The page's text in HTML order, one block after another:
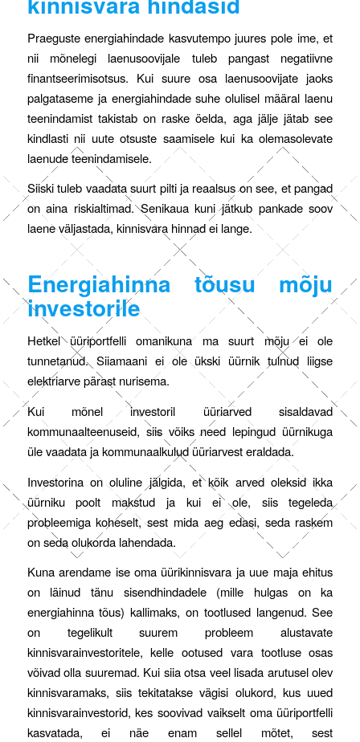
Praeguste energiahindade kasvutempo juures pole ime, et
nii mõnelegi laenusoovijale tuleb pangast negatiivne
finantseerimisotsus. Kui suure osa laenusoovijate jaoks
palgataseme ja energiahindade suhe olulisel määral laenu
teenindamist takistab on raske öelda, aga jälje jätab see
kindlasti nii uute otsuste saamisele kui ka olemasolevate
laenude teenindamisele.
Siiski tuleb vaadata suurt pilti ja reaalsus on see, et pangad
on aina riskialtimad. Senikaua kuni jätkub pankade soov
laene väljastada, kinnisvara hinnad ei lange.
Energiahinna tõusu mõju
investorile
Hetkel üüriportfelli omanikuna ma suurt mõju ei ole
tunnetanud. Siiamaani ei ole ükski üürnik tulnud liigse
elektriarve pärast nurisema.
Kui mõnel investoril üüriarved sisaldavad
kommunaalteenuseid, siis võiks need lepingud üürnikuga
üle vaadata ja kommunaalkulud üüriarvest eraldada.
Investorina on oluline jälgida, et kõik arved oleksid ikka
üürniku poolt makstud ja kui ei ole, siis tegeleda
probleemiga koheselt, sest mida aeg edasi, seda raskem
on seda olukorda lahendada.
Kuna arendame ise oma üürikinnisvara ja uue maja ehitus
on läinud tänu sisendhindadele (mille hulgas on ka
energiahinna tõus) kallimaks, on tootlused langenud. See
on tegelikult suurem probleem alustavate
kinnisvarainvestoritele, kelle ootused vara tootluse osas
võivad olla suuremad. Kui siia otsa veel lisada arutusel olev
kinnisvaramaks, siis tekitatakse vägisi olukord, kus uued
kinnisvarainvestorid, kes soovivad vaikselt oma üüriportfelli
kasvatada, ei näe enam sellel mõtet, sest